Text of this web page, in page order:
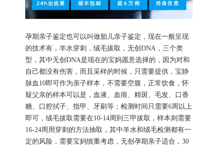
孕期亲子鉴定也可以叫做胎儿亲子鉴定，现在一般呈现
的技术有，羊水穿刺，绒毛拔取，无创DNA，三个类
型，其中无创DNA是现在的宝妈愿意选择的，因为对和
自己都没有伤害，而且采样的时候，只需要提供，宝静
脉血10即可作为亲子样本，不需要空腹，正常饮食，怀
疑父亲的样本可以是，血液、血痕、精斑、毛发、口香
糖、口腔拭子、指甲、牙刷等；检测时间只需要6周以上
即可，绒毛拔取需要在10-14周到三甲拔取，样本则需要
16-24周用穿刺的方法抽取，其中羊水和绒毛检测都有一
定的风险，需要宝妈慎重考虑，无创孕期亲子适合，30